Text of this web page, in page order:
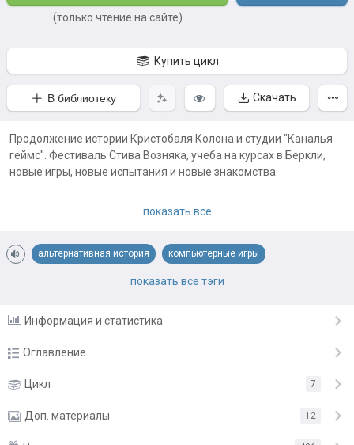
(только чтение на сайте)
Купить цикл
В библиотеку Скачать
Продолжение истории Кристобаля Колона и студии "Каналья
геймс". Фестиваль Стива Возняка, учеба на курсах в Беркли,
новые игры, новые испытания и новые знакомства.
буду предупреждать накануне в конце главы
показать все
альтернативная история компьютерные игры
повествование от первого лица повседневность
показать все тэги
Информация и статистика
Оглавление
Глава 1 22 мая
Глава 2 23 мая
Цикл 7
Доп. материалы 12